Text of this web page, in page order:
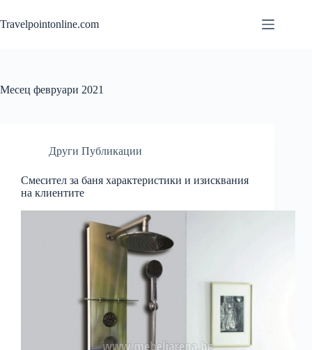
to
content
Travelpointonline.com
Месец февруари 2021
Други Публикации
Смесител за баня характеристики и изисквания
на клиентите